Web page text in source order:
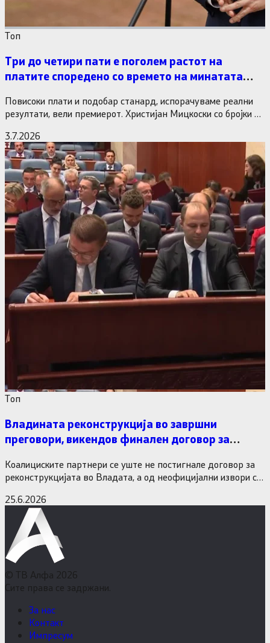
Tоп
Три до четири пати е поголем растот на
платите споредено со времето на минатата
Повисоки плати и подобар станард, испорачуваме реални
резултати, вели премиерот. Христијан Мицкоски со бројки и
3.7.2026
Tоп
Владината реконструкција во завршни
преговори, викендов финален договор за
Коалициските партнери се уште не постигнале договор за
реконструкцијата во Владата, а од неофицијални извори се
25.6.2026
© ТВ Алфа 2026
Сите права се задржани.
За нас
Контакт
Импресум